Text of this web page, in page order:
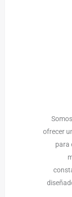
ofrecer
para